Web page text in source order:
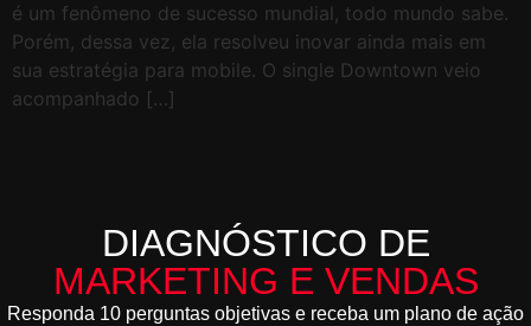
é um fenômeno de sucesso mundial, todo mundo sabe.
Porém, dessa vez, ela resolveu inovar ainda mais em
sua estratégia para mobile. O single Downtown veio
acompanhado […]
DIAGNÓSTICO DE
MARKETING E VENDAS
Responda 10 perguntas objetivas e receba um plano de ação